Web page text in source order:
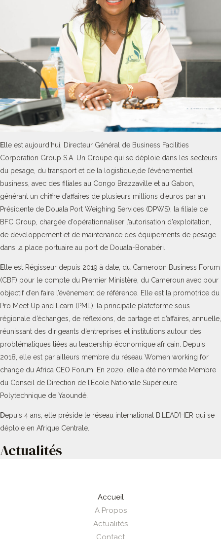
E lle est aujourd’hui, Directeur Général de Business Facilities
Corporation Group S.A. Un Groupe qui se déploie dans les secteurs
du pesage, du transport et de la logistique,de l’évènementiel
business, avec des filiales au Congo Brazzaville et au Gabon,
générant un chiffre d’affaires de plusieurs millions d’euros par an.
Présidente de Douala Port Weighing Services (DPWS), la filiale de
BFC Group, chargée d’opérationnaliser l’autorisation d’exploitation,
de développement et de maintenance des équipements de pesage
dans la place portuaire au port de Douala-Bonabéri.
E lle est Régisseur depuis 2019 à date, du Cameroon Business Forum
(CBF) pour le compte du Premier Ministère, du Cameroun avec pour
objectif d’en faire l’évènement de référence. Elle est la promotrice du
Pro Meet Up and Learn (PML), la principale plateforme sous-
régionale d’échanges, de réflexions, de partage et d’affaires, annuelle,
réunissant des dirigeants d’entreprises et institutions autour des
problématiques liées au leadership économique africain. Depuis
2018, elle est par ailleurs membre du réseau Women working for
change du Africa CEO Forum. En 2020, elle a été nommée Membre
du Conseil de Direction de l’Ecole Nationale Supérieure
Polytechnique de Yaoundé.
Depuis 4 ans, elle préside le réseau international B.LEAD’HER qui se
déploie en Afrique Centrale.
Actualités
Accueil
A Propos
Actualités
Contact